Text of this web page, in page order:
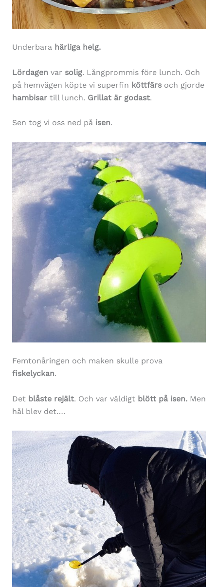
Underbara härliga helg.
Lördagen var solig. Långprommis före lunch. Och
på hemvägen köpte vi superfin köttfärsoch gjorde
hambisartill lunch. Grillat är godast.
Sen tog vi oss ned på isen.
Femtonåringen och maken skulle prova
fiskelyckan.
Det blåste rejält. Och var väldigt blött på isen.Men
hål blev det….